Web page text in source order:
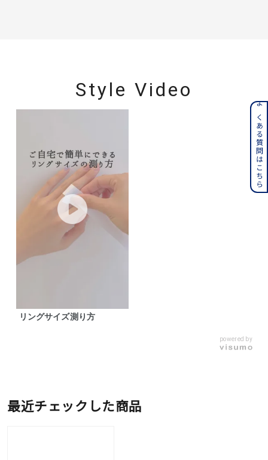
Style Video
リングサイズ測り方
powered by
最近チェックした商品
よくある質問はこちら